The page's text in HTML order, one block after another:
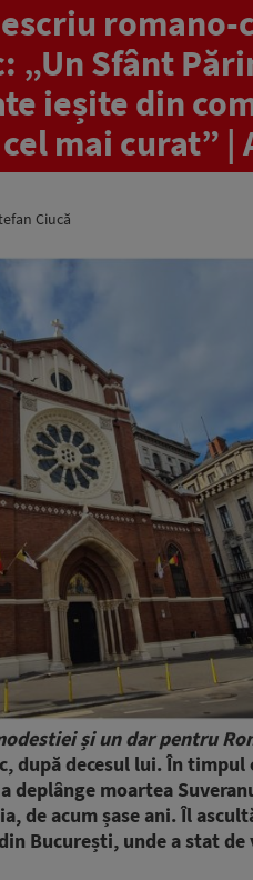
„Un Sfânt
ieșite din
mai curat” |
Ciucă
și un dar pentru
după decesul lui. În
deplânge moartea
de acum șase ani. Îl
București, unde a stat